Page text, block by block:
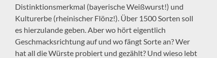
Distinktionsmerkmal (bayerische Weißwurst!) und
Kulturerbe (rheinischer Flönz!). Über 1500 Sorten soll
es hierzulande geben. Aber wo hört eigentlich
Geschmacksrichtung auf und wo fängt Sorte an? Wer
hat all die Würste probiert und gezählt? Und wieso lebt